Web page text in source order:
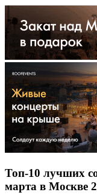
Топ-10 лучших
марта в Москве